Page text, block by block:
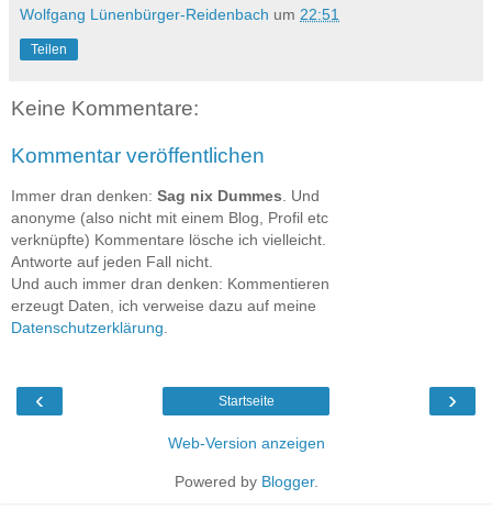
Wolfgang Lünenbürger-Reidenbach um 22:51
Teilen
Keine Kommentare:
Kommentar veröffentlichen
Immer dran denken: Sag nix Dummes . Und
anonyme (also nicht mit einem Blog, Profil etc
verknüpfte) Kommentare lösche ich vielleicht.
Antworte auf jeden Fall nicht.
Und auch immer dran denken: Kommentieren
erzeugt Daten, ich verweise dazu auf meine
Datenschutzerklärung
‹ ›
Startseite
Web-Version anzeigen
Powered by Blogger.